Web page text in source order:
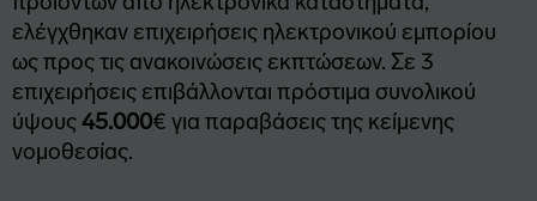
ελέγχθηκαν επιχειρήσεις ηλεκτρονικού εμπορίου
ως προς τις ανακοινώσεις εκπτώσεων. Σε 3
επιχειρήσεις επιβάλλονται πρόστιμα συνολικού
ύψους45.000€ για παραβάσεις της κείμενης
νομοθεσίας.